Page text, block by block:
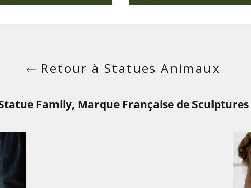
Retour à Statues Animaux
Family, Marque Française de Sculptures